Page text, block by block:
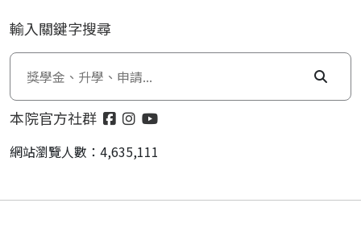
輸入關鍵字搜尋
本院官方社群
網站瀏覽人數：4,635,111